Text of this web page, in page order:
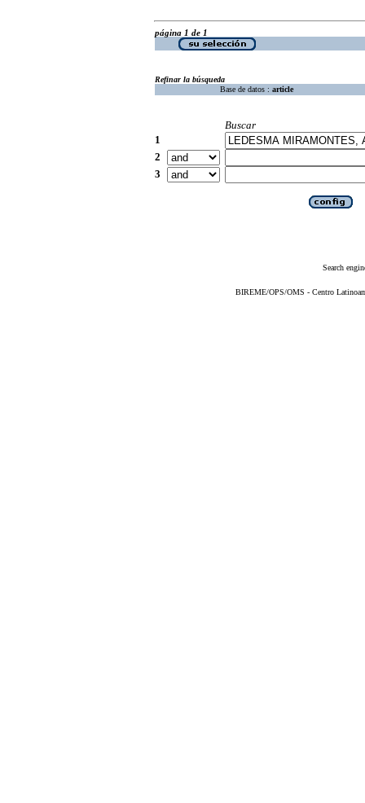
página 1 de 1
Refinar la búsqueda
Base de datos : article
Buscar
1
2
3
Search
BIREME/OPS/OMS - Centro